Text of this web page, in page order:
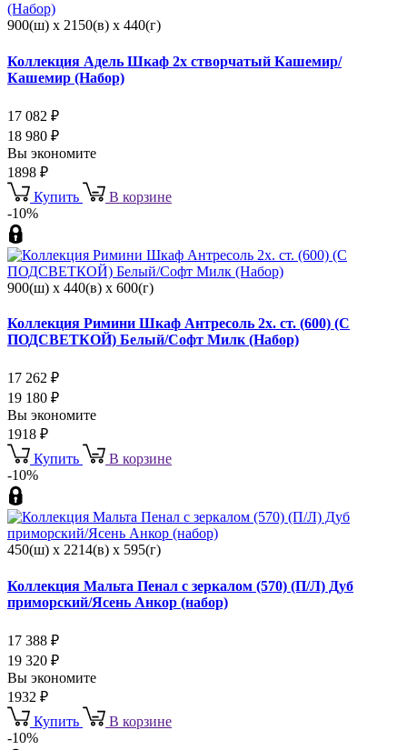
900(ш) x 2150(в) x 440(г)
Коллекция Адель Шкаф 2х створчатый Кашемир/
Кашемир (Набор)
17 082 ₽
18 980 ₽
Вы экономите
1898 ₽
Купить
В корзине
-10%
900(ш) x 440(в) x 600(г)
Коллекция Римини Шкаф Антресоль 2х. ст. (600) (С
ПОДСВЕТКОЙ) Белый/Софт Милк (Набор)
17 262 ₽
19 180 ₽
Вы экономите
1918 ₽
Купить
В корзине
-10%
450(ш) x 2214(в) x 595(г)
Коллекция Мальта Пенал с зеркалом (570) (П/Л) Дуб
приморский/Ясень Анкор (набор)
17 388 ₽
19 320 ₽
Вы экономите
1932 ₽
Купить
В корзине
-10%